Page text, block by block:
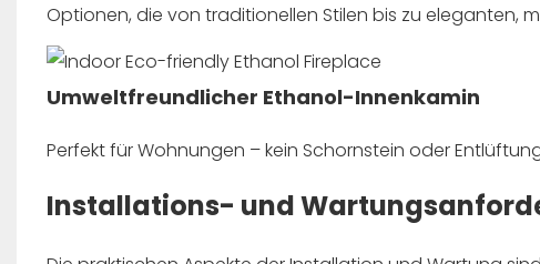
Optionen, die von traditionellen Stilen bis zu eleganten,
Umweltfreundlicher Ethanol-Innenkamin
Perfekt für Wohnungen – kein Schornstein oder
Installations- und